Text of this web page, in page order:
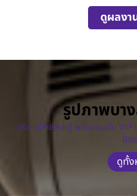
ดูผลง
รูปภาพบา
บริการให้เช่ารถตู้ พร้อมคนขับ VIP
มิต
ดูทั้